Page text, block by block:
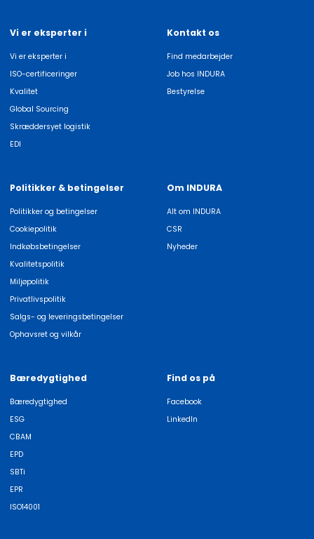
Vi er eksperter i
Vi er eksperter i
ISO-certificeringer
Kvalitet
Global Sourcing
Skræddersyet logistik
EDI
Kontakt os
Find medarbejder
Job hos INDURA
Bestyrelse
Politikker & betingelser
Politikker og betingelser
Cookiepolitik
Indkøbsbetingelser
Kvalitetspolitik
Miljøpolitik
Privatlivspolitik
Salgs- og leveringsbetingelser
Ophavsret og vilkår
Om INDURA
Alt om INDURA
CSR
Nyheder
Bæredygtighed
Bæredygtighed
ESG
CBAM
EPD
SBTi
EPR
ISO14001
Find os på
Facebook
LinkedIn